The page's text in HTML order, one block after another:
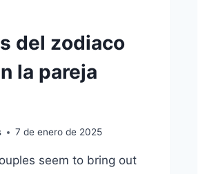
del zodiaco
la pareja
7 de enero de 2025
seem to bring out